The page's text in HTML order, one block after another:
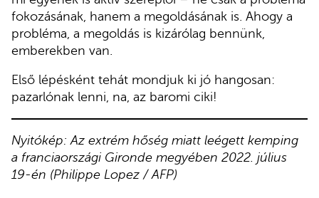
fokozásának, hanem a megoldásának is. Ahogy a
probléma, a megoldás is kizárólag bennünk,
emberekben van.
Első lépésként tehát mondjuk ki jó hangosan:
pazarlónak lenni, na, az baromi ciki!
Nyitókép: Az extrém hőség miatt leégett kemping
a franciaországi Gironde megyében 2022. július
19-én (Philippe Lopez / AFP)